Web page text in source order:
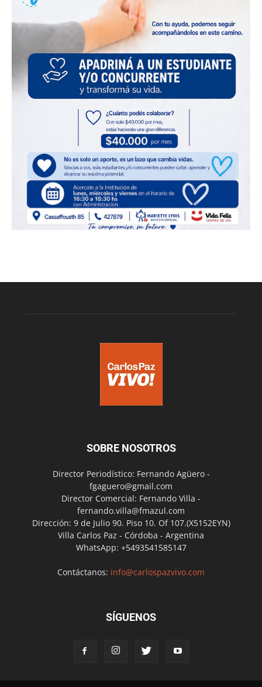
SOBRE NOSOTROS
Director Periodístico: Fernando Agüero -
fgaguero@gmail.com
Director Comercial: Fernando Villa -
fernando.villa@fmazul.com
Dirección: 9 de Julio 90. Piso 10. Of 107.(X5152EYN)
Villa Carlos Paz - Córdoba - Argentina
WhatsApp: +5493541585147
Contáctanos: info@carlospazvivo.com
SÍGUENOS